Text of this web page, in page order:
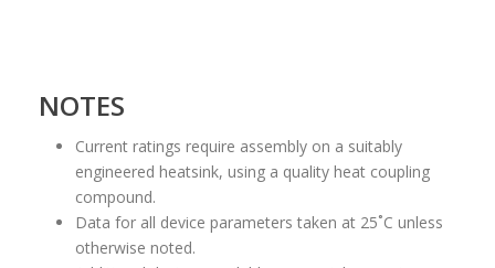
NOTES
Current ratings require assembly on a suitably
engineered heatsink, using a quality heat coupling
compound.
Data for all device parameters taken at 25˚C unless
otherwise noted.